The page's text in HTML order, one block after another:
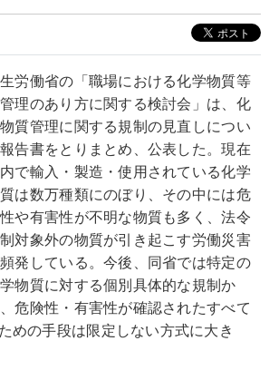
労働省の「職場における化学物質等
理のあり方に関する検討会」は、化
質管理に関する規制の見直しについ
告書をとりまとめ、公表した。現在
で輸入・製造・使用されている化学
は数万種類にのぼり、その中には危
や有害性が不明な物質も多く、法令
対象外の物質が引き起こす労働災害
発している。今後、同省では特定の
物質に対する個別具体的な規制か
危険性・有害性が確認されたすべて
めの手段は限定しない方式に大き